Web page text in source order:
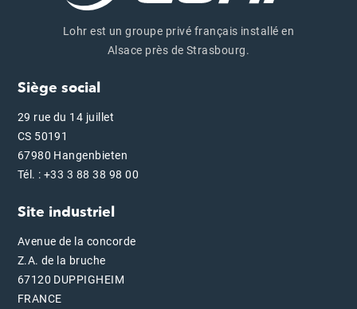
Lohr est un groupe privé français installé en
Alsace près de Strasbourg.
Siège social
29 rue du 14 juillet
CS 50191
67980 Hangenbieten
Tél. : +33 3 88 38 98 00
Site industriel
Avenue de la concorde
Z.A. de la bruche
67120 DUPPIGHEIM
FRANCE